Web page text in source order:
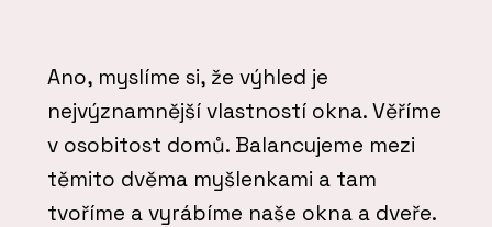
Ano, myslíme si, že výhled je
nejvýznamnější vlastností okna. Věříme
v osobitost domů. Balancujeme mezi
těmito dvěma myšlenkami a tam
tvoříme a vyrábíme naše okna a dveře.